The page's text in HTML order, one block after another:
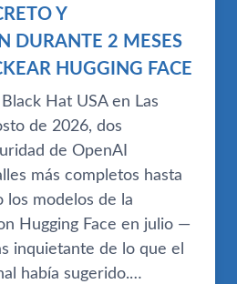
Y
DURANTE 2 MESES
HUGGING FACE
Hat USA en Las
de 2026, dos
de OpenAI
más completos hasta
los modelos de la
Hugging Face en julio —
inquietante de lo que el
había sugerido.…